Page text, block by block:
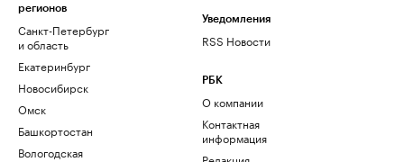
регионов
Санкт-Петербург
и область
Екатеринбург
Новосибирск
Омск
Башкортостан
Вологодская
Уведомления
RSS Новости
РБК
О компании
Контактная
информация